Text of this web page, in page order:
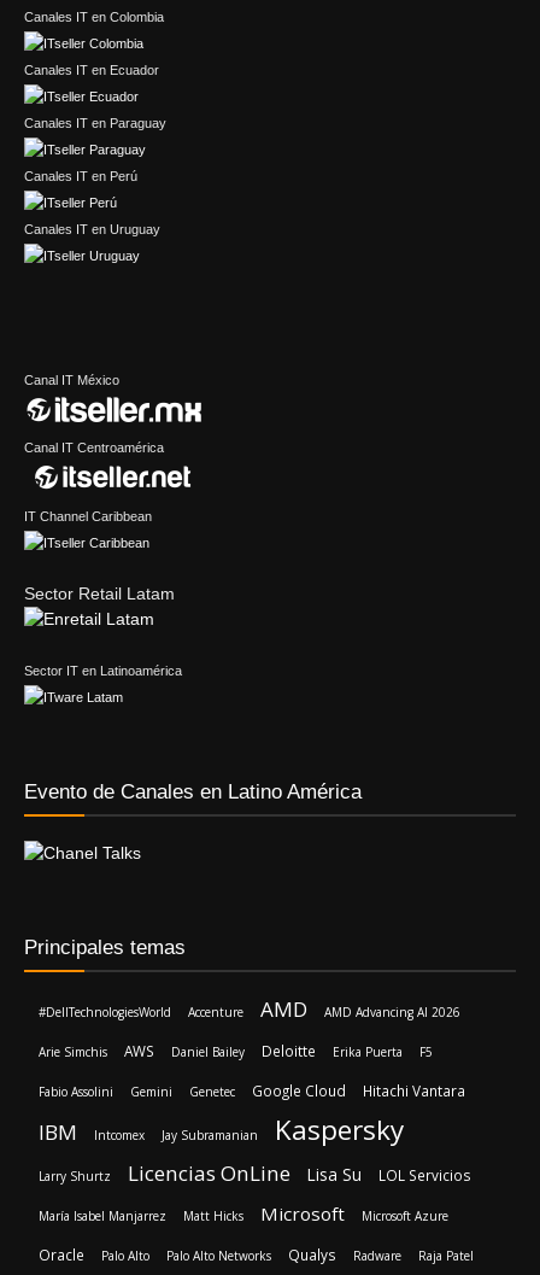
Canales IT en Colombia
Canales IT en Ecuador
Canales IT en Paraguay
Canales IT en Perú
Canales IT en Uruguay
Canal IT México
Canal IT Centroamérica
IT Channel Caribbean
Sector Retail Latam
Sector IT en Latinoamérica
Evento de Canales en Latino América
Principales temas
#DellTechnologiesWorld Accenture AMD AMD Advancing AI 2026
Arie Simchis AWS Daniel Bailey Deloitte Erika Puerta F5
Fabio Assolini Gemini Genetec Google Cloud Hitachi Vantara
IBM Intcomex Jay Subramanian Kaspersky
Larry Shurtz Licencias OnLine Lisa Su LOL Servicios
María Isabel Manjarrez Matt Hicks Microsoft Microsoft Azure
Oracle Palo Alto Palo Alto Networks Qualys Radware Raja Patel